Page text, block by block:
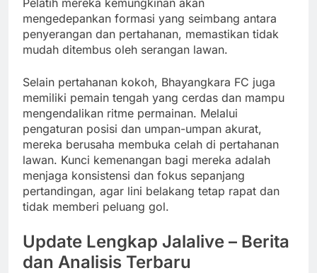
mengedepankan formasi yang seimbang antara
penyerangan dan pertahanan, memastikan tidak
mudah ditembus oleh serangan lawan.
Selain pertahanan kokoh, Bhayangkara FC juga
memiliki pemain tengah yang cerdas dan mampu
mengendalikan ritme permainan. Melalui
pengaturan posisi dan umpan-umpan akurat,
mereka berusaha membuka celah di pertahanan
lawan. Kunci kemenangan bagi mereka adalah
menjaga konsistensi dan fokus sepanjang
pertandingan, agar lini belakang tetap rapat dan
tidak memberi peluang gol.
Update Lengkap Jalalive – Berita
dan Analisis Terbaru